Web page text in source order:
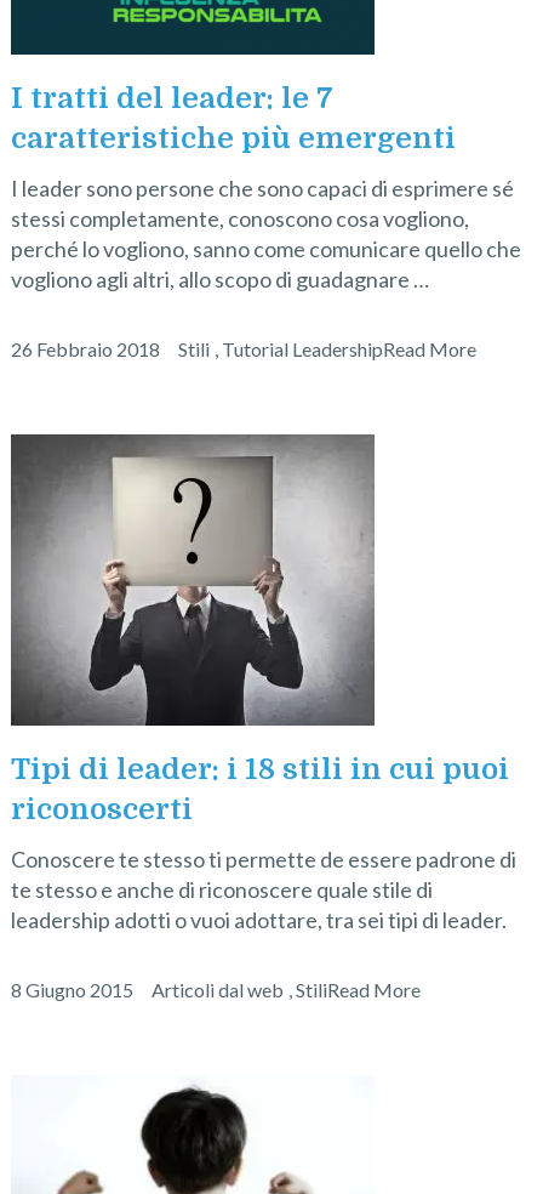
I tratti del leader: le 7
caratteristiche più emergenti
I leader sono persone che sono capaci di esprimere sé
stessi completamente, conoscono cosa vogliono,
perché lo vogliono, sanno come comunicare quello che
vogliono agli altri, allo scopo di guadagnare …
26 Febbraio 2018 Stili , Tutorial LeadershipRead More
Tipi di leader: i 18 stili in cui puoi
riconoscerti
Conoscere te stesso ti permette de essere padrone di
te stesso e anche di riconoscere quale stile di
leadership adotti o vuoi adottare, tra sei tipi di leader.
8 Giugno 2015 Articoli dal web ,StiliRead More